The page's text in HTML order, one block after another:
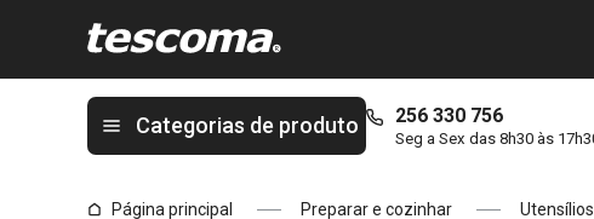
Categorias de produto 256 330 756
Seg a Sex das 8h30 às
Página principal Preparar e cozinhar